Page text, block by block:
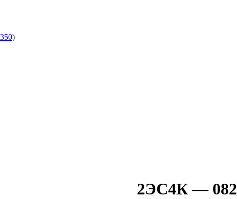
2ЭС4К — 082